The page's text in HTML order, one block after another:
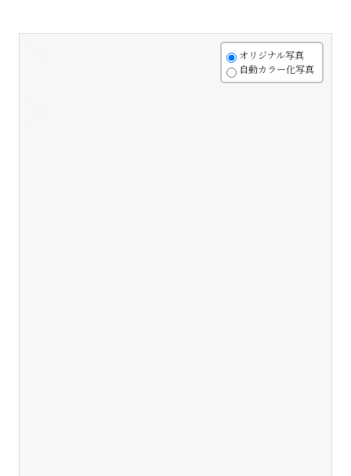
オリジナル写真
自動カラー化写真